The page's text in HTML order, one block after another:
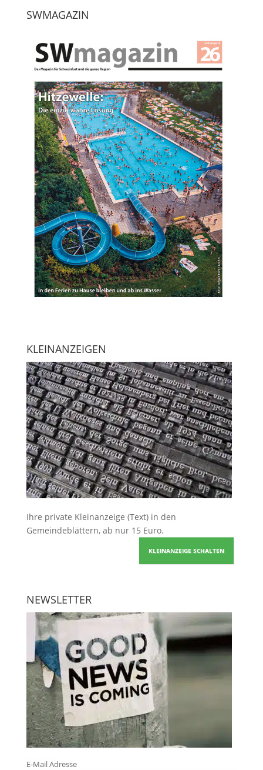
SWMAGAZIN
KLEINANZEIGEN
Ihre private Kleinanzeige (Text) in den
Gemeindeblättern, ab nur 15 Euro.
KLEINANZEIGE SCHALTEN
NEWSLETTER
E-Mail Adresse